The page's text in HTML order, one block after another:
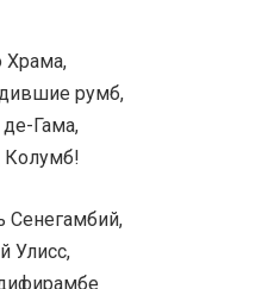
Храма,
румб,
Гама,
Колумб!
Сенегамбий,
Улисс,